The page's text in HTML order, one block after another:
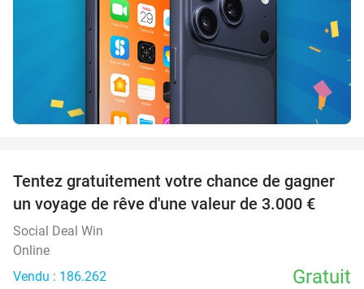
Tentez gratuitement votre chance de gagner
un voyage de rêve d'une valeur de 3.000 €
Social Deal Win
Online
Vendu : 186.262
Gratuit